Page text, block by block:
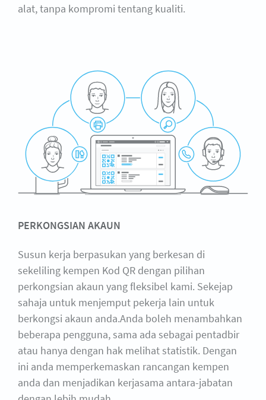
alat, tanpa kompromi tentang kualiti.
PERKONGSIAN AKAUN
Susun kerja berpasukan yang berkesan di
sekeliling kempen Kod QR dengan pilihan
perkongsian akaun yang fleksibel kami. Sekejap
sahaja untuk menjemput pekerja lain untuk
berkongsi akaun anda.Anda boleh menambahkan
beberapa pengguna, sama ada sebagai pentadbir
atau hanya dengan hak melihat statistik. Dengan
ini anda memperkemaskan rancangan kempen
anda dan menjadikan kerjasama antara-jabatan